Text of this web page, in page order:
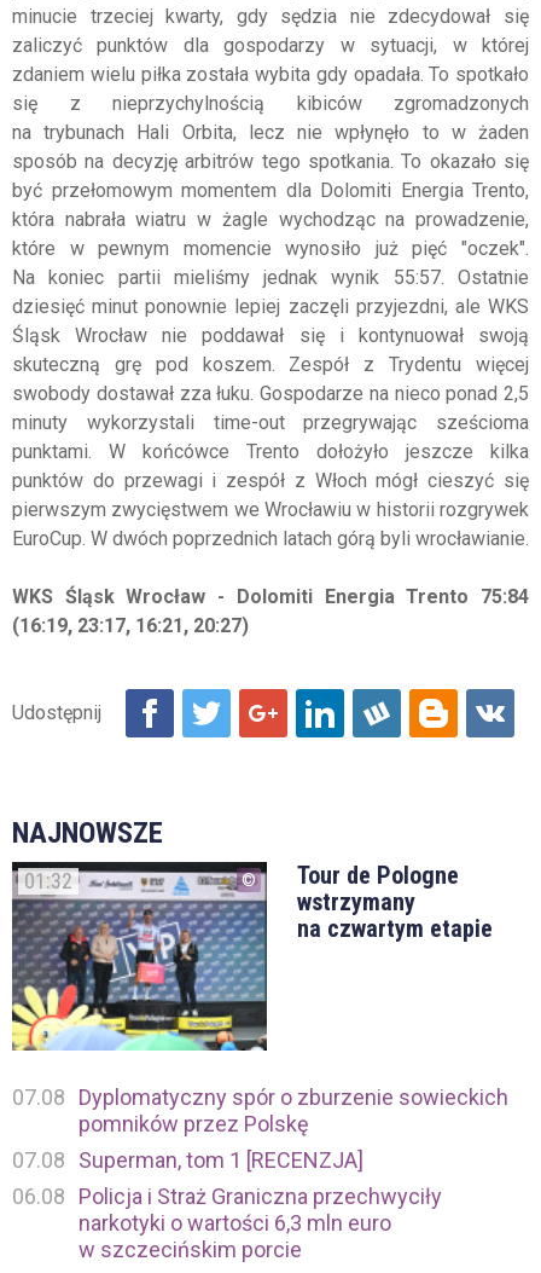
minucie trzeciej kwarty, gdy sędzia nie zdecydował się
zaliczyć punktów dla gospodarzy w sytuacji, w której
zdaniem wielu piłka została wybita gdy opadała. To spotkało
się z nieprzychylnością kibiców zgromadzonych
na trybunach Hali Orbita, lecz nie wpłynęło to w żaden
sposób na decyzję arbitrów tego spotkania. To okazało się
być przełomowym momentem dla Dolomiti Energia Trento,
która nabrała wiatru w żagle wychodząc na prowadzenie,
które w pewnym momencie wynosiło już pięć "oczek".
Na koniec partii mieliśmy jednak wynik 55:57. Ostatnie
dziesięć minut ponownie lepiej zaczęli przyjezdni, ale WKS
Śląsk Wrocław nie poddawał się i kontynuował swoją
skuteczną grę pod koszem. Zespół z Trydentu więcej
swobody dostawał zza łuku. Gospodarze na nieco ponad 2,5
minuty wykorzystali time-out przegrywając sześcioma
punktami. W końcówce Trento dołożyło jeszcze kilka
punktów do przewagi i zespół z Włoch mógł cieszyć się
pierwszym zwycięstwem we Wrocławiu w historii rozgrywek
EuroCup. W dwóch poprzednich latach górą byli wrocławianie.
WKS Śląsk Wrocław - Dolomiti Energia Trento 75:84
(16:19, 23:17, 16:21, 20:27)
NAJNOWSZE
01:32
Tour de Pologne
wstrzymany
na czwartym etapie
07.08
Dyplomatyczny spór o zburzenie sowieckich
pomników przez Polskę
07.08
Superman, tom 1 [RECENZJA]
06.08
Policja i Straż Graniczna przechwyciły
narkotyki o wartości 6,3 mln euro
w szczecińskim porcie